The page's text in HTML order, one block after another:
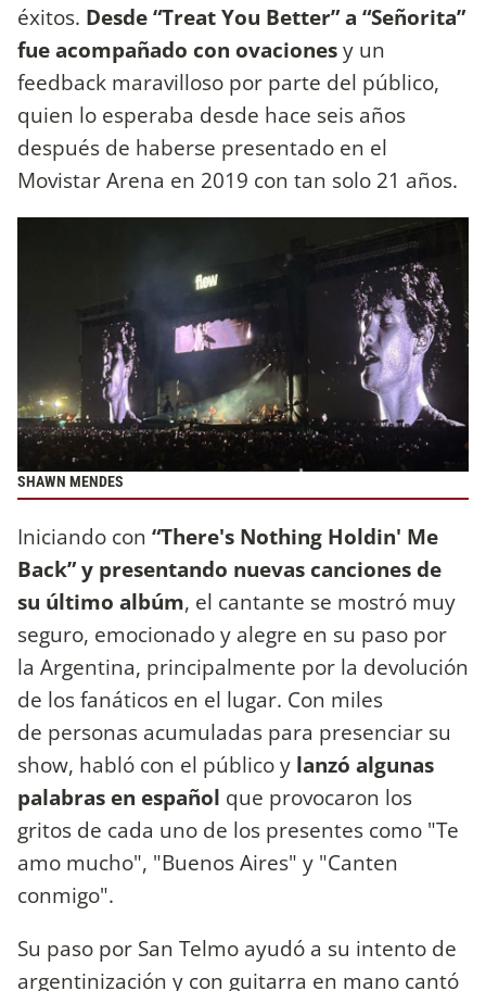
éxitos. Desde “Treat You Better” a “Señorita”
fue acompañado con ovacionesy un
feedback maravilloso por parte del público,
quien lo esperaba desde hace seis años
después de haberse presentado en el
Movistar Arena en 2019 con tan solo 21 años.
SHAWN MENDES
Iniciando con “There's Nothing Holdin' Me
Back” y presentando nuevas canciones de
su último albúm, el cantante se mostró muy
seguro, emocionado y alegre en su paso por
la Argentina, principalmente por la devolución
de los fanáticos en el lugar. Con miles
de personas acumuladas para presenciar su
show, habló con el público y lanzó algunas
palabras en español que provocaron los
gritos de cada uno de los presentes como "Te
amo mucho", "Buenos Aires" y "Canten
conmigo".
Su paso por San Telmo ayudó a su intento de
argentinización y con guitarra en mano cantó